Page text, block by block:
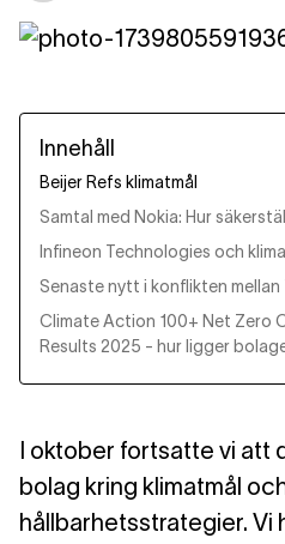
Innehåll
Beijer Refs klimatmål
Samtal med Nokia: Hur
Infineon Technologies och
Senaste nytt i konflikten mellan
Climate Action 100+ Net Zero
Results 2025 - hur ligger
I oktober fortsatte vi att
bolag kring klimatmål
hållbarhetsstrategier. Vi